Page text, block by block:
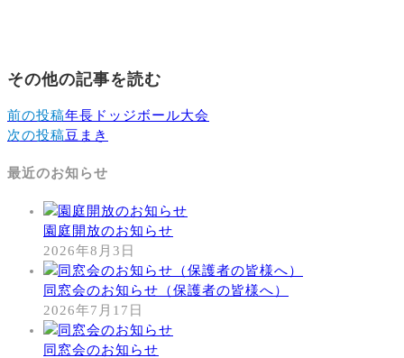
その他の記事を読む
前の投稿年長ドッジボール大会
次の投稿豆まき
最近のお知らせ
園庭開放のお知らせ
2026年8月3日
同窓会のお知らせ（保護者の皆様へ）
2026年7月17日
同窓会のお知らせ